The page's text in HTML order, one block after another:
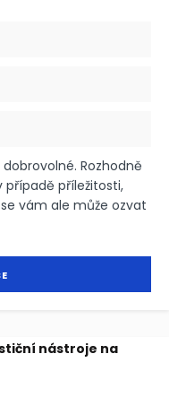
Rozhodně
příležitosti,
vám ale může ozvat
nástroje na